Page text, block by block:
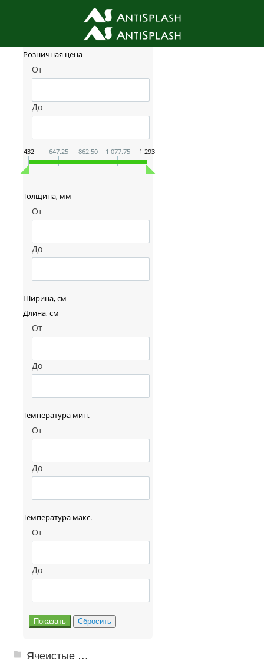
Фильтр товаров
Розничная цена
От
До
432 647.25 862.50 1 077.75 1 293
Толщина, мм
От
До
Ширина, см
Длина, см
От
До
Температура мин.
От
До
Температура макс.
От
До
Ячеистые грязезащитные покрытия